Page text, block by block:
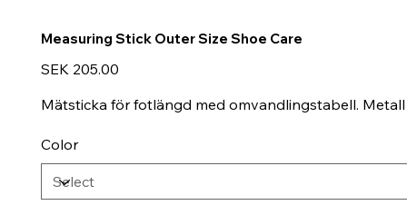
Measuring Stick Outer Size Shoe Care
Price
SEK 205.00
Mätsticka för fotlängd med omvandlingstabell.
Color